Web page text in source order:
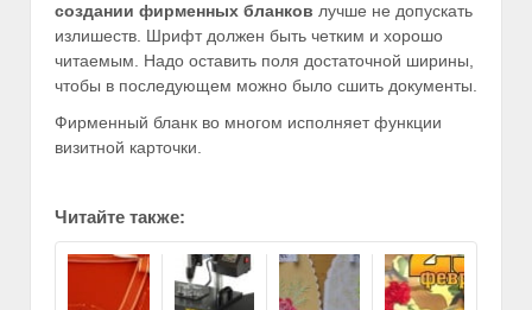
создании фирменных бланков лучше не допускать
излишеств. Шрифт должен быть четким и хорошо
читаемым. Надо оставить поля достаточной ширины,
чтобы в последующем можно было сшить документы.
Фирменный бланк во многом исполняет функции
визитной карточки.
Читайте также: